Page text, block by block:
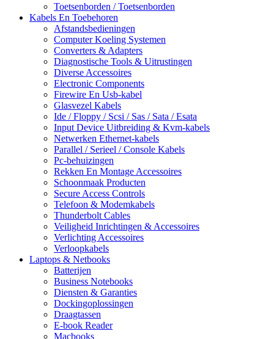
Toetsenborden / Toetsenborden
Kabels En Toebehoren
Afstandsbedieningen
Computer Koeling Systemen
Converters & Adapters
Diagnostische Tools & Uitrustingen
Diverse Accessoires
Electronic Components
Firewire En Usb-kabel
Glasvezel Kabels
Ide / Floppy / Scsi / Sas / Sata / Esata
Input Device Uitbreiding & Kvm-kabels
Netwerken Ethernet-kabels
Parallel / Serieel / Console Kabels
Pc-behuizingen
Rekken En Montage Accessoires
Schoonmaak Producten
Secure Access Controls
Telefoon & Modemkabels
Thunderbolt Cables
Veiligheid Inrichtingen & Accessoires
Verlichting Accessoires
Verloopkabels
Laptops & Netbooks
Batterijen
Business Notebooks
Diensten & Garanties
Dockingoplossingen
Draagtassen
E-book Reader
Macbooks